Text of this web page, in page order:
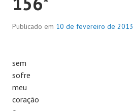
Publicado em 10 de fevereiro de 2013
sem
sofre
meu
coração